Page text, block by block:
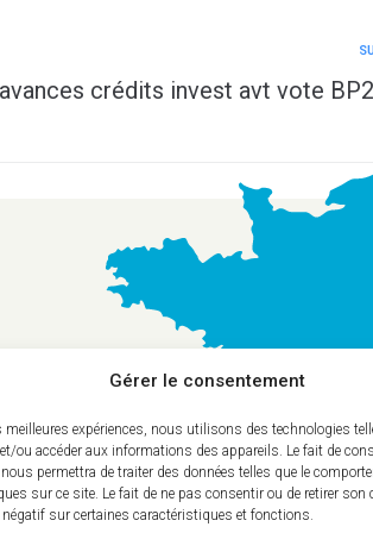
Gérer le consentement
meilleures expériences, nous utilisons des technologies
ou accéder aux informations des appareils. Le fait de
permettra de traiter des données telles que le
sur ce site. Le fait de ne pas consentir ou de retirer son
négatif sur certaines caractéristiques et fonctions.
crédits invest avt vote